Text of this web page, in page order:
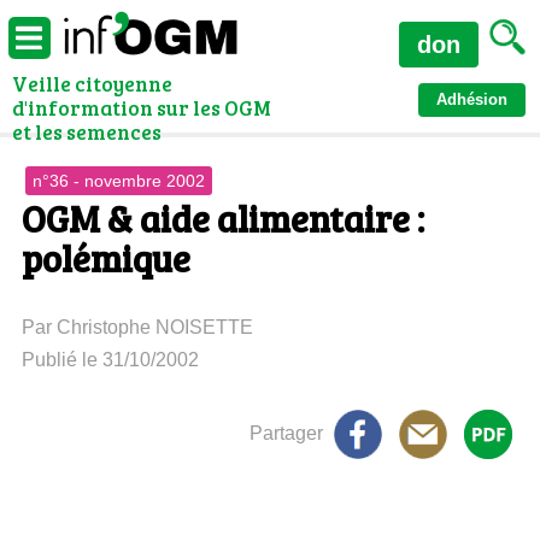
Veille citoyenne
d'information sur les OGM
et les semences
Adhésion
don
n°36 - novembre 2002
OGM & aide alimentaire :
polémique
Par Christophe NOISETTE
Publié le 31/10/2002
Partager